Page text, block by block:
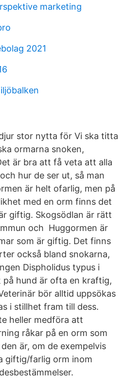
marketing
2021
stor nytta för Vi ska titta
ormarna snoken,
är bra att få veta att alla
hur de ser ut, så man
är helt ofarlig, men på
med en orm finns det
giftig. Skogsödlan är rätt
och Huggormen är
som är giftig. Det finns
också bland snokarna,
Dispholidus typus i
hund är ofta en kraftig,
bör alltid uppsökas
i stillhet fram till dess.
heller medföra att
råkar på en orm som
är, om de exempelvis
giftig/farlig orm inom